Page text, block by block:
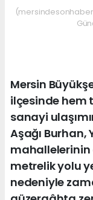
Mersin
ilçesinde hem
sanayi
Aşağı Burhan,
mahallelerinin
metrelik yolu
nedeniyle